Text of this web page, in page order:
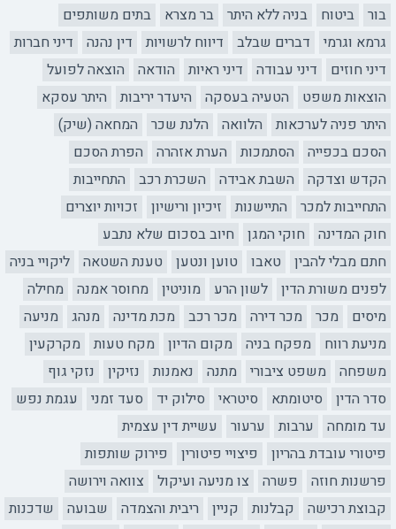
בור
ביטוח בניה ללא היתר בר מצרא
בתים משותפים
גרמא וגרמי
דברים שבלב דיווח לרשויות דין נהנה
דיני חברות
דיני חוזים
דיני עבודה דיני ראיות הודאה
הוצאה לפועל
הוצאות משפט
הטעיה בעסקה היעדר יריבות
היתר עסקא
היתר פניה לערכאות
הלוואה הלנת שכר
המחאה (שיק)
הסכם בכפייה
הסתמכות הערת אזהרה
הפרת הסכם
הקדש וצדקה
השבת אבידה השכרת רכב
התחייבות
התחייבות למכר
התיישנות זיכיון ורישיון
זכויות יוצרים
חוק המדינה
חוקי המגן
חיוב בסכום שלא נתבע
חתם מבלי להבין
טאבו טוען ונטען טענת השטאה
ליקויי בניה
לפנים משורת הדין
לשון הרע מוניטין מחוסר אמנה
מחילה
מיסים
מכר מכר דירה מכר רכב מכת מדינה מנהג
מניעה
מניעת רווח
מפקח בניה מקום הדיון מקח טעות
מקרקעין
משפחה
משפט ציבורי מתנה נאמנות נזיקין
נזקי גוף
סדר הדין
סיטומתא סיטראי סילוק יד סעד זמני
עגמת נפש
עד מומחה
ערבות ערעור
עשיית דין עצמית
פיטורי עובדת בהריון
פיצויי פיטורין
פירוק שותפות
פרשנות חוזה
פשרה צו מניעה ועיקול
צוואה וירושה
קבוצת רכישה
קבלנות קניין ריבית והצמדה שבועה
שדכנות